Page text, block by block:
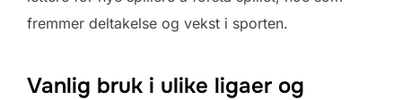
fremmer deltakelse og vekst i sporten.
Vanlig bruk i ulike ligaer og